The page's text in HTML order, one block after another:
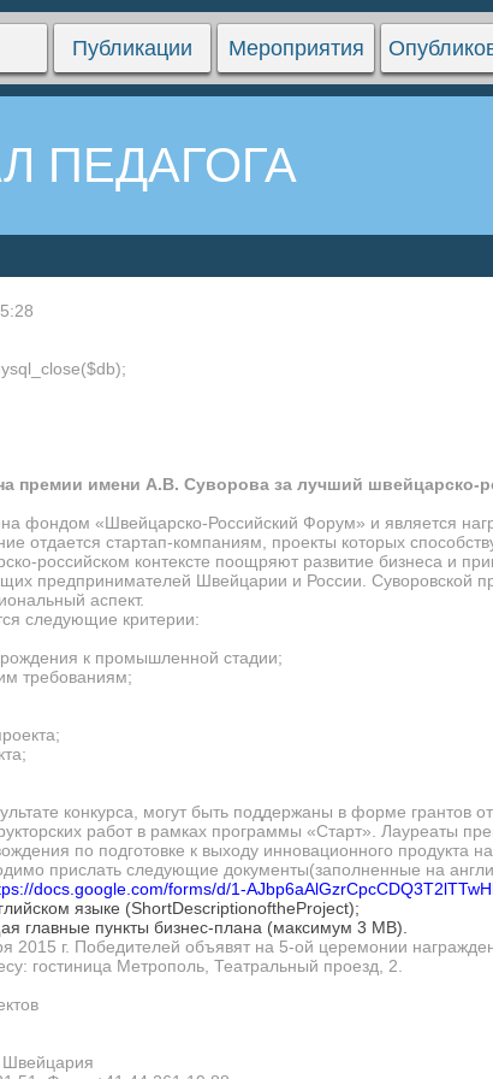
Публикации Мероприятия
ПЕДАГОГА
премии имени А.В. Суворова за лучший швейцарско-
фондом «Швейцарско-Российский Форум» и является
отдается стартап-компаниям, проекты которых
российском контексте поощряют развитие бизнеса и
предпринимателей Швейцарии и России. Суворовской
аспект.
следующие критерии:
к промышленной стадии;
требованиям;
конкурса, могут быть поддержаны в форме грантов
работ в рамках программы «Старт». Лауреаты
по подготовке к выходу инновационного продукта
прислать следующие документы(заполненные на
docs.google.com/forms/d/1-
языке (ShortDescriptionoftheProject);
главные пункты бизнес-плана (максимум 3 MB).
2015 г. Победителей объявят на 5-ой церемонии
гостиница Метрополь, Театральный проезд, 2.